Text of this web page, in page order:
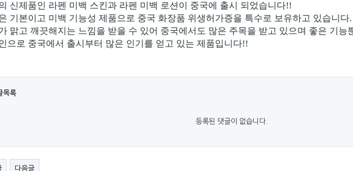
신제품인 라펜 미백 스킨과 라펜 미백 로션이 중국에 출시 되었습니다!!
기본이고 미백 기능성 제품으로 중국 화장품 위생허가증을 특수로 보유하고 있습니다.
맑고 깨끗해지는 느낌을 받을 수 있어 중국에서도 많은 주목을 받고 있으며 좋은 기능
으로 중국에서 출시부터 많은 인기를 얻고 있는 제품입니다!!
목록
등록된 댓글이 없습니다.
다음글